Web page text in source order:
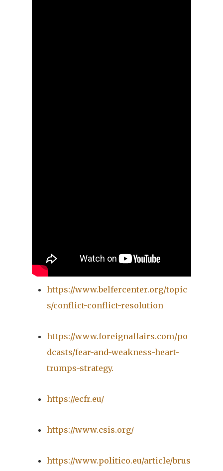
https://www.belfercenter.org/topic
s/conflict-conflict-resolution
https://www.foreignaffairs.com/po
dcasts/fear-and-weakness-heart-
trumps-strategy.
https://ecfr.eu/
https://www.csis.org/
https://www.politico.eu/article/brus